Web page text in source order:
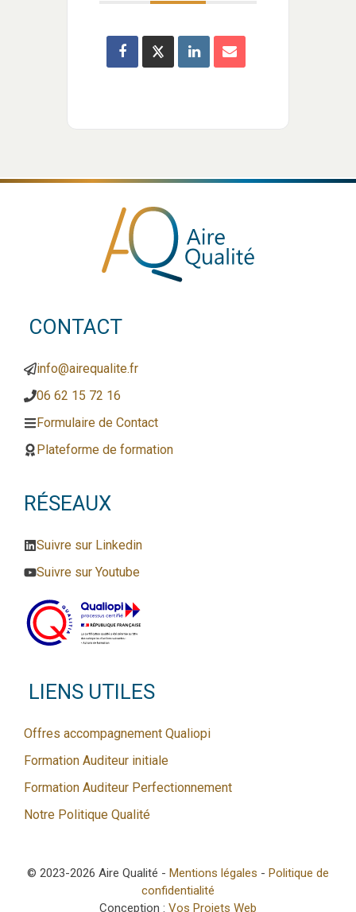
CONTACT
info@airequalite.fr
06 62 15 72 16
Formulaire de Contact
Plateforme de formation
RÉSEAUX
Suivre sur Linkedin
Suivre sur Youtube
LIENS UTILES
Offres accompagnement Qualiopi
Formation Auditeur initiale
Formation Auditeur Perfectionnement
Notre Politique Qualité
© 2023-2026 Aire Qualité - Mentions légales - Politique de
confidentialité
Conception : Vos Projets Web